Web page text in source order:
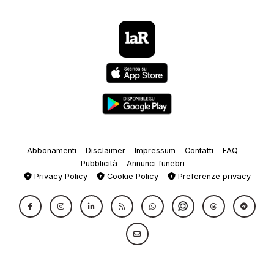
Abbonamenti Disclaimer Impressum Contatti
FAQ
Pubblicità
Annunci funebri
Privacy Policy
Cookie Policy Preferenze privacy